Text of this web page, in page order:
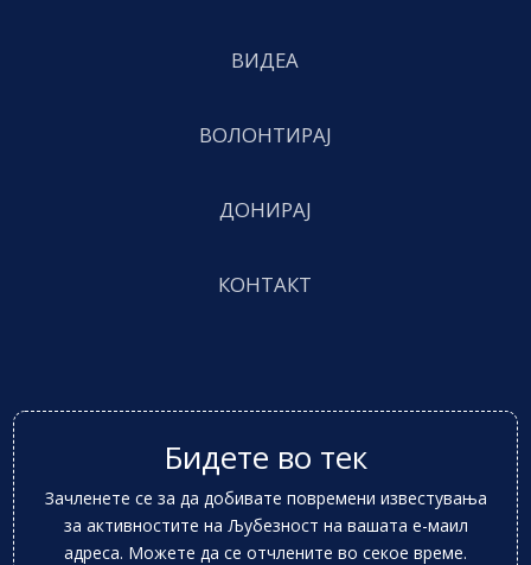
ВИДЕА
ВОЛОНТИРАЈ
ДОНИРАЈ
КОНТАКТ
Бидете во тек
Зачленете се за да добивате повремени известувања
за активностите на Љубезност на вашата е-маил
адреса. Можете да се отчлените во секое време.